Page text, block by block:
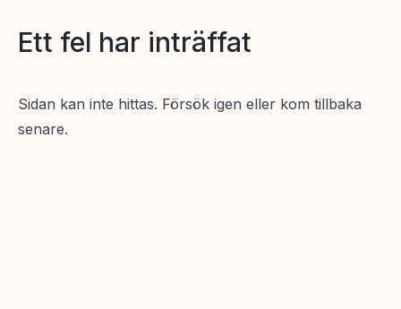
Ett fel har inträffat
Sidan kan inte hittas. Försök igen eller kom tillbaka
senare.